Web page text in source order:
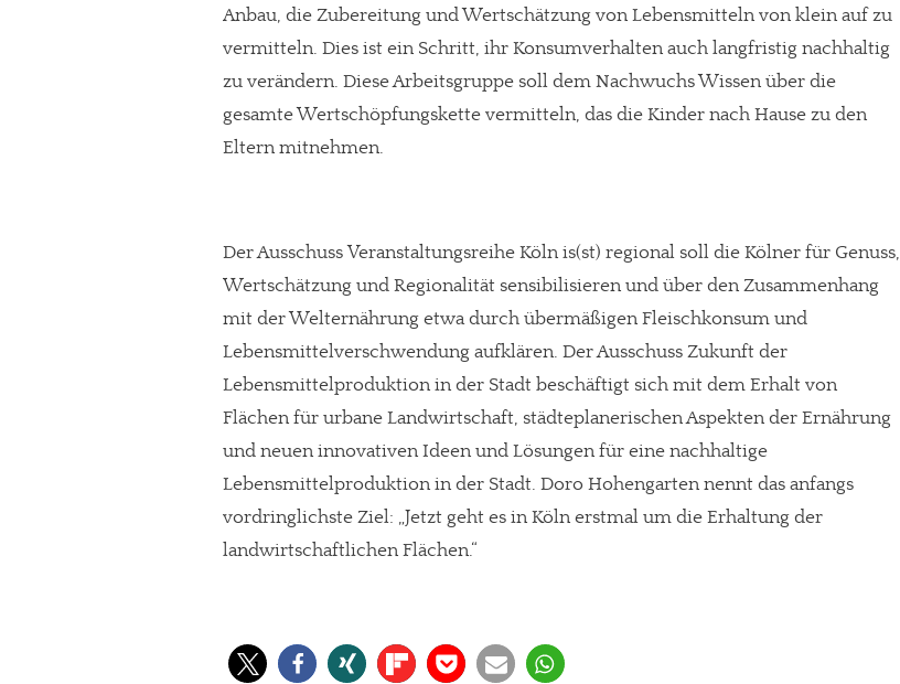
Dir gefällt unsere Arbeit?
Anbau, die Zubereitung und Wertschätzung von Lebensmitteln von klein auf zu
vermitteln. Dies ist ein Schritt, ihr Konsumverhalten auch langfristig nachhaltig
zu verändern. Diese Arbeitsgruppe soll dem Nachwuchs Wissen über die
gesamte Wertschöpfungskette vermitteln, das die Kinder nach Hause zu den
Eltern mitnehmen.
Der Ausschuss Veranstaltungsreihe Köln is(st) regional soll die Kölner für Genuss,
Wertschätzung und Regionalität sensibilisieren und über den Zusammenhang
mit der Welternährung etwa durch übermäßigen Fleischkonsum und
Lebensmittelverschwendung aufklären. Der Ausschuss Zukunft der
Lebensmittelproduktion in der Stadt beschäftigt sich mit dem Erhalt von
Flächen für urbane Landwirtschaft, städteplanerischen Aspekten der Ernährung
und neuen innovativen Ideen und Lösungen für eine nachhaltige
Lebensmittelproduktion in der Stadt. Doro Hohengarten nennt das anfangs
vordringlichste Ziel: „Jetzt geht es in Köln erstmal um die Erhaltung der
landwirtschaftlichen Flächen.“